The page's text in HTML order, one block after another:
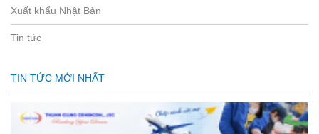
Xuất khẩu Nhật Bản
Tin tức
TIN TỨC MỚI NHẤT